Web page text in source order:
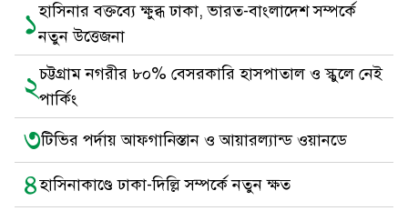
১হাসিনার বক্তব্যে ক্ষুব্ধ ঢাকা, ভারত-বাংলাদেশ সম্পর্কে
নতুন উত্তেজনা
২চট্টগ্রাম নগরীর ৮০% বেসরকারি হাসপাতাল ও স্কুলে নেই
পার্কিং
৩টিভির পর্দায় আফগানিস্তান ও আয়ারল্যান্ড ওয়ানডে
৪হাসিনাকাণ্ডে ঢাকা-দিল্লি সম্পর্কে নতুন ক্ষত